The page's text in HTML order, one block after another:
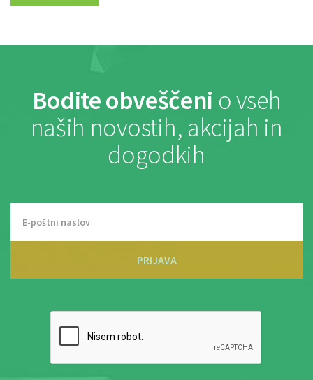
Bodite obveščeni o vseh
naših novostih, akcijah in
dogodkih
PRIJAVA